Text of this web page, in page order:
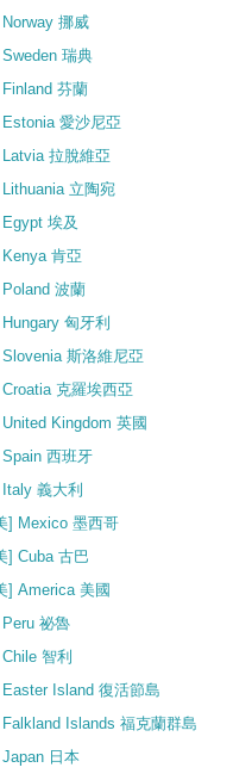
挪威
瑞典
芬蘭
愛沙尼亞
拉脫維亞
立陶宛
埃及
肯亞
波蘭
匈牙利
斯洛維尼亞
克羅埃西亞
Kingdom 英國
西班牙
義大利
] Mexico 墨西哥
] Cuba 古巴
] America 美國
祕魯
智利
Island 復活節島
Islands 福克蘭群島
日本